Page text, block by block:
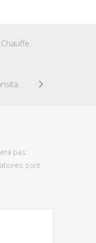
Lettre de motivation Chauffeur de taxi
Lettre de motivation Transitaire
pas
sont